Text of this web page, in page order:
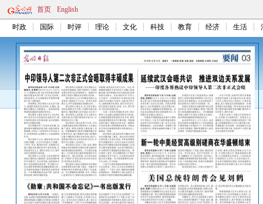
首页 English
时政 国际 时评 理论 文化 科技 教育 经济 生活